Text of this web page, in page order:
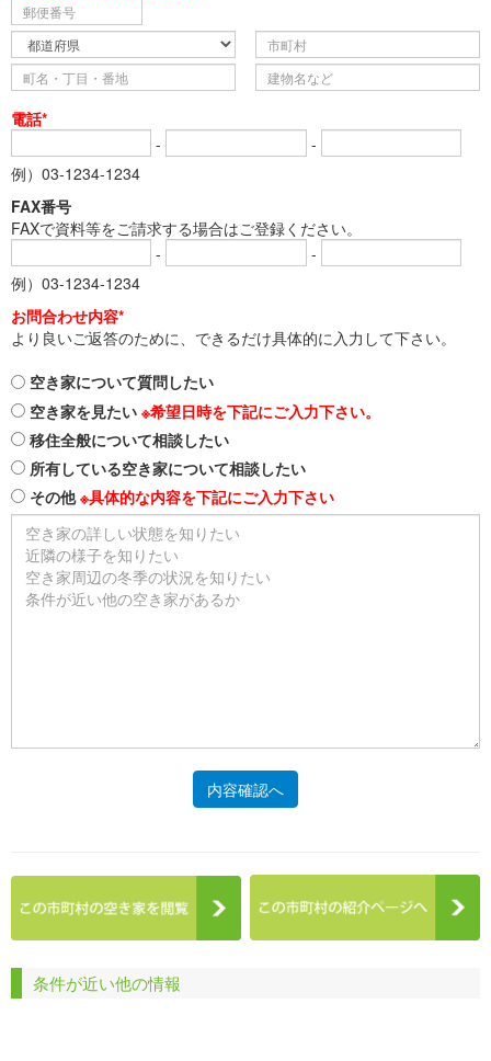
電話*
-
-
例）03-1234-1234
FAX番号
FAXで資料等をご請求する場合はご登録ください。
-
-
例）03-1234-1234
お問合わせ内容*
より良いご返答のために、できるだけ具体的に入力して下さい。
空き家について質問したい
空き家を見たい ※希望日時を下記にご入力下さい。
移住全般について相談したい
所有している空き家について相談したい
その他※具体的な内容を下記にご入力下さい
内容確認へ
条件が近い他の情報